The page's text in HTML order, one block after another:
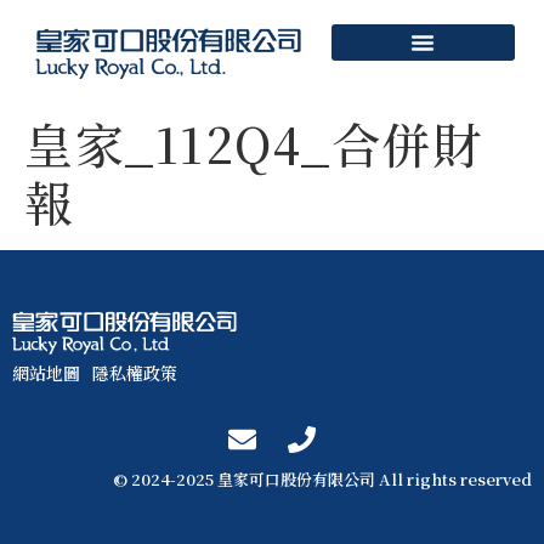
皇家_112Q4_合併財
報
網站地圖 隱私權政策
© 2024-2025 皇家可口股份有限公司 All rights reserved